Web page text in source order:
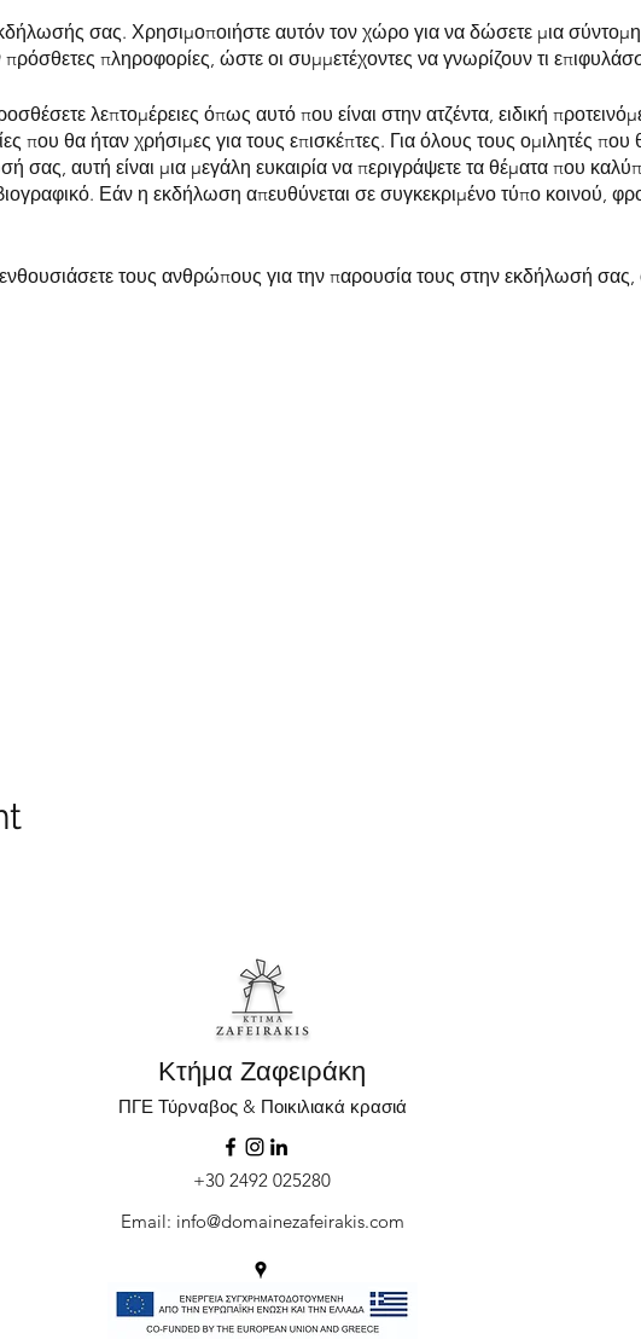
σας. Χρησιμοποιήστε αυτόν τον χώρο για να δώσετε μια
πληροφορίες, ώστε οι συμμετέχοντες να γνωρίζουν τι
λεπτομέρειες όπως αυτό που είναι στην ατζέντα, ειδική
που θα ήταν χρήσιμες για τους επισκέπτες. Για όλους τους ομιλητές που
σας, αυτή είναι μια μεγάλη ευκαιρία να περιγράψετε τα θέματα που
Εάν η εκδήλωση απευθύνεται σε συγκεκριμένο τύπο κοινού,
ενθουσιάσετε τους ανθρώπους για την παρουσία τους στην εκδήλωσή σας,
Κτήμα Ζαφειράκη
ΠΓΕ Τύρναβος & Ποικιλιακά κρασιά
+30 2492 025280
Email: info@domainezafeirakis.com